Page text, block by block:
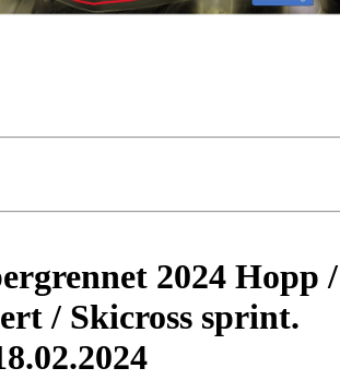
2024 Hopp /
/ Skicross sprint.